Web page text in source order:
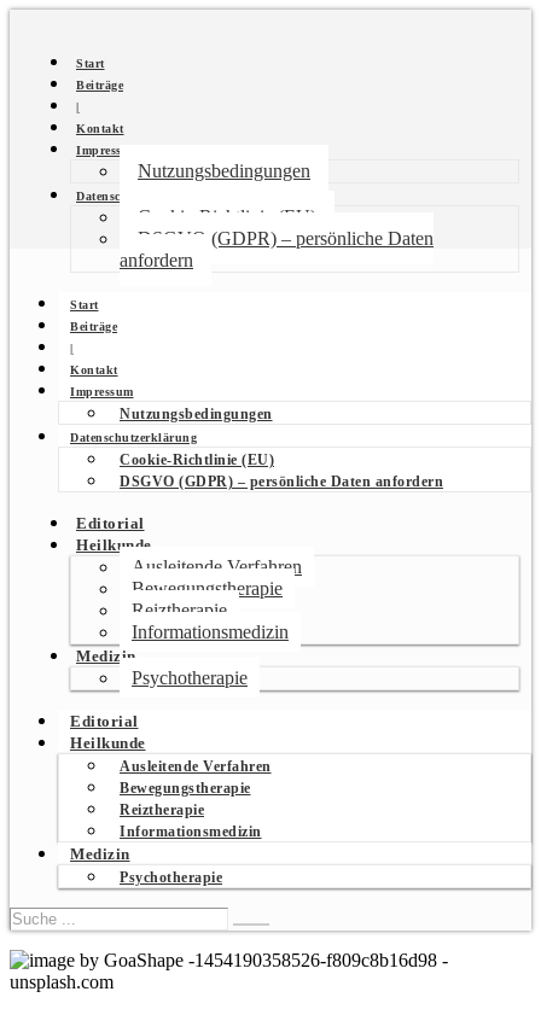
Start
Beiträge
|
Kontakt
Impressum
Nutzungsbedingungen
Datenschutzerklärung
Cookie-Richtlinie (EU)
DSGVO (GDPR) – persönliche Daten
anfordern
Start
Beiträge
|
Kontakt
Impressum
Nutzungsbedingungen
Datenschutzerklärung
Cookie-Richtlinie (EU)
DSGVO (GDPR) – persönliche Daten anfordern
Editorial
Heilkunde
Ausleitende Verfahren
Bewegungstherapie
Reiztherapie
Informationsmedizin
Medizin
Psychotherapie
Editorial
Heilkunde
Ausleitende Verfahren
Bewegungstherapie
Reiztherapie
Informationsmedizin
Medizin
Psychotherapie